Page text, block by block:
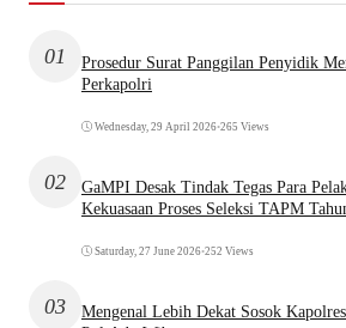
01
Prosedur Surat Panggilan Penyidik
Perkapolri
Wednesday, 29 April 2026•265 Views
02
GaMPI Desak Tindak Tegas Para
Kekuasaan Proses Seleksi TAPM
Saturday, 27 June 2026•252 Views
03
Mengenal Lebih Dekat Sosok